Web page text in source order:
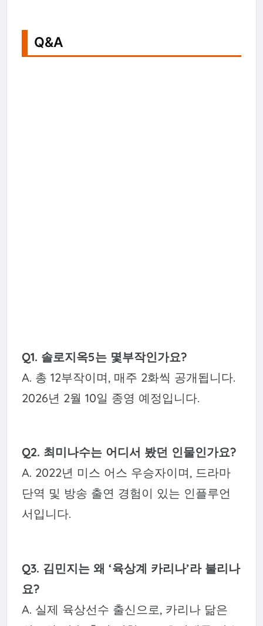
Q&A
Q1. 솔로지옥5는 몇부작인가요?
A. 총 12부작이며, 매주 2화씩 공개됩니다.
2026년 2월 10일 종영 예정입니다.
Q2. 최미나수는 어디서 봤던 인물인가요?
A. 2022년 미스 어스 우승자이며, 드라마
단역 및 방송 출연 경험이 있는 인플루언
서입니다.
Q3. 김민지는 왜 ‘육상계 카리나’라 불리나
요?
A. 실제 육상선수 출신으로, 카리나 닮은